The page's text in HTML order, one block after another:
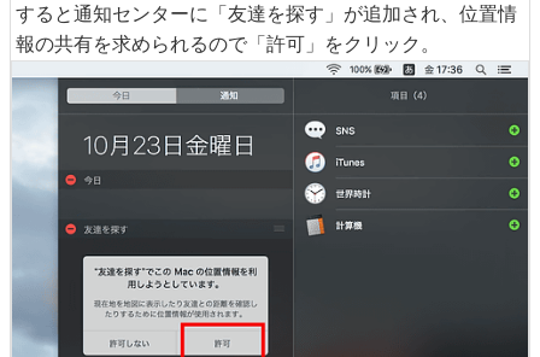
すると通知センターに「友達を探す」が追加され、位置情
報の共有を求められるので「許可」をクリック。